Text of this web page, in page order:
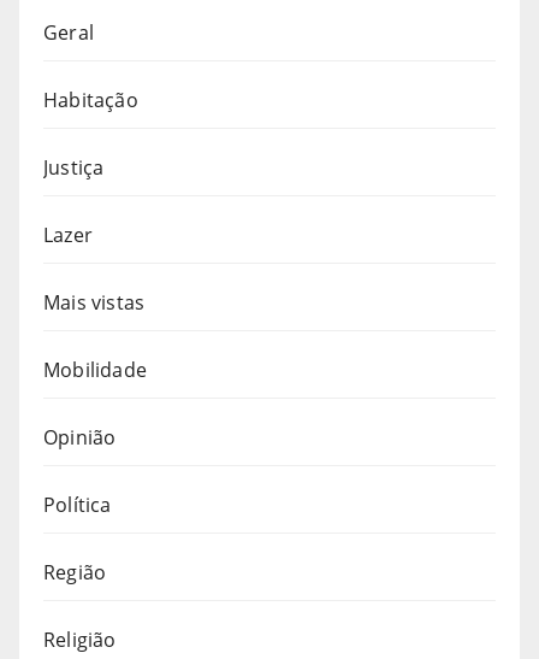
Geral
Habitação
Justiça
Lazer
Mais vistas
Mobilidade
Opinião
Política
Região
Religião